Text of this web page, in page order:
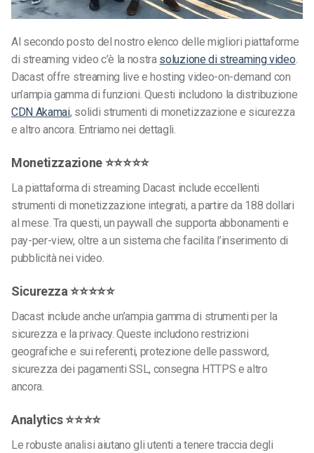
Al secondo posto del nostro elenco delle migliori piattaforme
di streaming video c’è la nostra soluzione di streaming video.
Dacast offre streaming live e hosting video-on-demand con
un’ampia gamma di funzioni. Questi includono la distribuzione
CDN Akamai, solidi strumenti di monetizzazione e sicurezza
e altro ancora. Entriamo nei dettagli.
Monetizzazione ⭐⭐⭐⭐⭐
La piattaforma di streaming Dacast include eccellenti
strumenti di monetizzazione integrati, a partire da 188 dollari
al mese. Tra questi, un paywall che supporta abbonamenti e
pay-per-view, oltre a un sistema che facilita l’inserimento di
pubblicità nei video.
Sicurezza ⭐⭐⭐⭐⭐
Dacast include anche un’ampia gamma di strumenti per la
sicurezza e la privacy. Queste includono restrizioni
geografiche e sui referenti, protezione delle password,
sicurezza dei pagamenti SSL, consegna HTTPS e altro
ancora.
Analytics ⭐⭐⭐⭐
Le robuste analisi aiutano gli utenti a tenere traccia degli